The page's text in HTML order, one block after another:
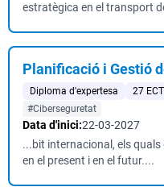
estratègica en el transport
Planificació i Gestió
Diploma d'expertesa 27
#Ciberseguretat
Data d'inici:22-03-2027
...bit internacional, els
en el present i en el futur....